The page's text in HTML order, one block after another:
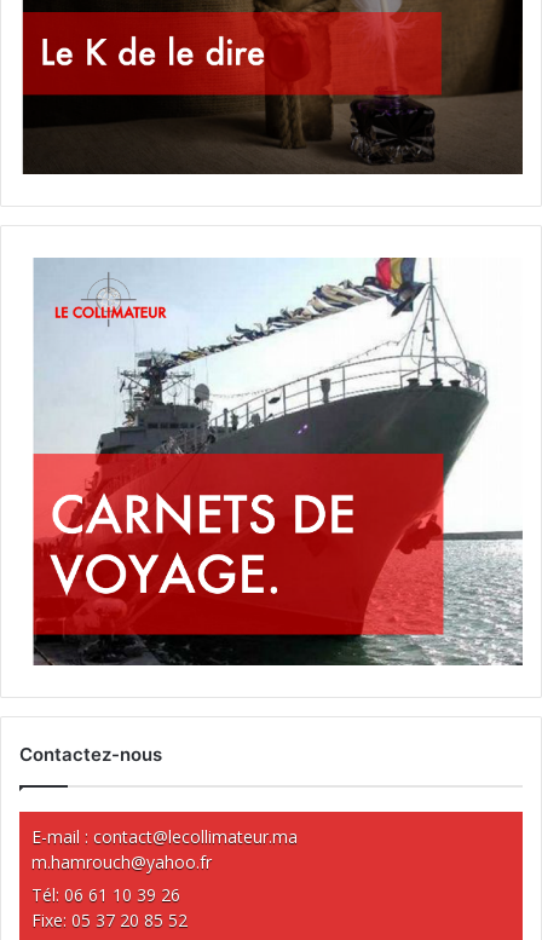
Contactez-nous
E-mail : contact@lecollimateur.ma
m.hamrouch@yahoo.fr
Tél: 06 61 10 39 26
Fixe: 05 37 20 85 52